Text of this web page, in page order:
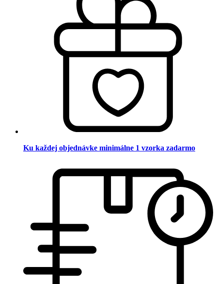
Ku každej objednávke minimálne 1 vzorka zadarmo